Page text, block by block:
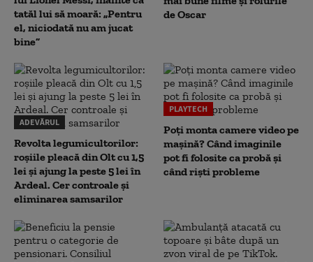
tatăl lui să moară: „Pentru
el, niciodată nu am jucat
bine”
de Oscar
ADEVĂRUL
Revolta legumicultorilor:
roșiile pleacă din Olt cu 1,5
lei și ajung la peste 5 lei în
Ardeal. Cer controale și
eliminarea samsarilor
PLAYTECH
Poți monta camere video pe
mașină? Când imaginile
pot fi folosite ca probă și
când riști probleme